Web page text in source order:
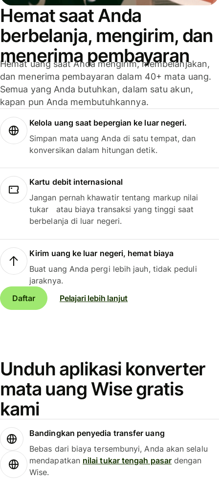
Hemat saat Anda
berbelanja, mengirim, dan
menerima pembayaran
Hemat uang saat Anda mengirim, membelanjakan,
dan menerima pembayaran dalam 40+ mata uang.
Semua yang Anda butuhkan, dalam satu akun,
kapan pun Anda membutuhkannya.
Kelola uang saat bepergian ke luar negeri.
Simpan mata uang Anda di satu tempat, dan
konversikan dalam hitungan detik.
Kartu debit internasional
Jangan pernah khawatir tentang markup nilai
tukar atau biaya transaksi yang tinggi saat
berbelanja di luar negeri.
Kirim uang ke luar negeri, hemat biaya
Buat uang Anda pergi lebih jauh, tidak peduli
jaraknya.
Daftar
Pelajari lebih lanjut
Unduh aplikasi konverter
mata uang Wise gratis
kami
Bandingkan penyedia transfer uang
Bebas dari biaya tersembunyi, Anda akan selalu
mendapatkan nilai tukar tengah pasardengan
Wise.